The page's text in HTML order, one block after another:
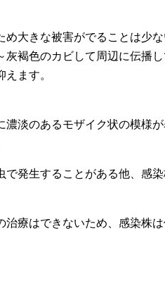
め大きな被害がでることは少
灰褐色のカビして周辺に伝播
えます。
濃淡のあるモザイク状の模様
で発生することがある他、感
治療はできないため、感染株